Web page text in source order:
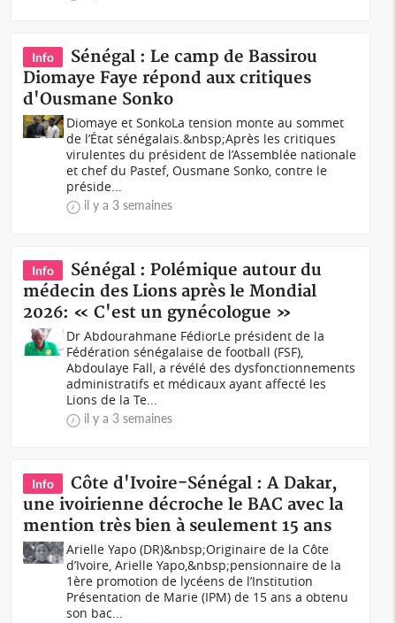
Info
Sénégal : Le camp de Bassirou
Diomaye Faye répond aux critiques
d'Ousmane Sonko
Diomaye et SonkoLa tension monte au sommet
de l’État sénégalais.&nbsp;Après les critiques
virulentes du président de l’Assemblée nationale
et chef du Pastef, Ousmane Sonko, contre le
préside...
il y a 3 semaines
Info
Sénégal : Polémique autour du
médecin des Lions après le Mondial
2026: « C'est un gynécologue »
Dr Abdourahmane FédiorLe président de la
Fédération sénégalaise de football (FSF),
Abdoulaye Fall, a révélé des dysfonctionnements
administratifs et médicaux ayant affecté les
Lions de la Te...
il y a 3 semaines
Info
Côte d'Ivoire-Sénégal : A Dakar,
une ivoirienne décroche le BAC avec la
mention très bien à seulement 15 ans
Arielle Yapo (DR)&nbsp;Originaire de la Côte
d’Ivoire, Arielle Yapo,&nbsp;pensionnaire de la
1ère promotion de lycéens de l’Institution
Présentation de Marie (IPM) de 15 ans a obtenu
son bac...